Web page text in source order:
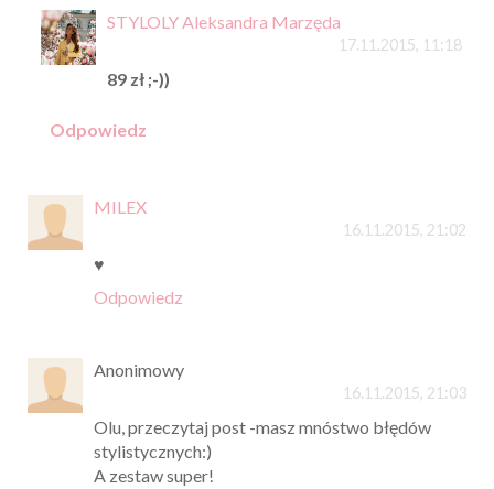
STYLOLY Aleksandra Marzęda
17.11.2015, 11:18
89 zł ;-))
Odpowiedz
MILEX
16.11.2015, 21:02
♥
Odpowiedz
Anonimowy
16.11.2015, 21:03
Olu, przeczytaj post -masz mnóstwo błędów
stylistycznych:)
A zestaw super!